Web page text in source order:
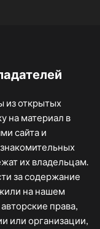
из открытых
на материал в
сайта и
их владельцам.
за содержание
на нашем
права,
или организации,